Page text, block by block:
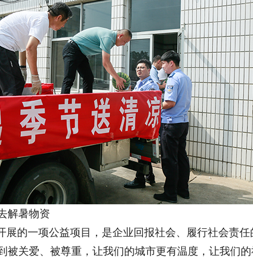
物资
的一项公益项目，是企业回报社会、履行社会责任
关爱、被尊重，让我们的城市更有温度，让我们的